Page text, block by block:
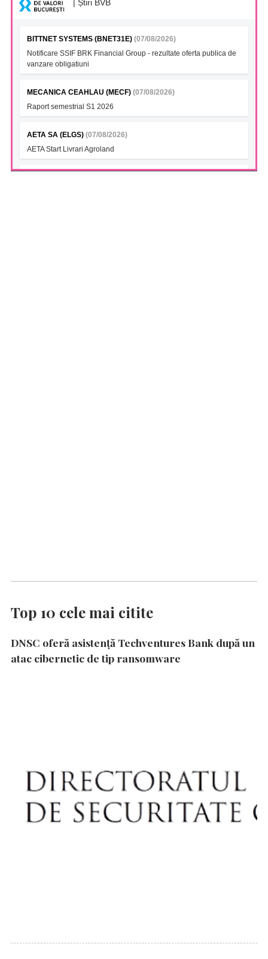
| Știri BVB
BITTNET SYSTEMS (BNET31E) (07/08/2026)
Notificare SSIF BRK Financial Group - rezultate oferta publica de
vanzare obligatiuni
MECANICA CEAHLAU (MECF) (07/08/2026)
Raport semestrial S1 2026
AETA SA (ELGS) (07/08/2026)
AETA Start Livrari Agroland
Top 10 cele mai citite
DNSC oferă asistență Techventures Bank după un
atac cibernetic de tip ransomware